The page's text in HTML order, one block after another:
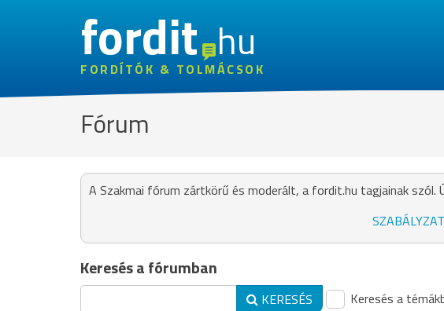
fordithu
FORDÍTÓK & TOLMÁCSOK
Fórum
A Szakmai fórum zártkörű és moderált, a fordit.hu tagjainak szól.
Keresés a fórumban
KERESÉS Keresés a